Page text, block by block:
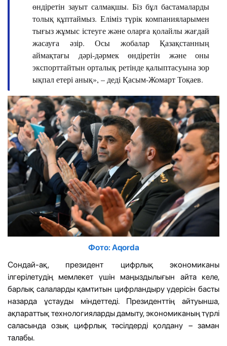
өндіретін зауыт салмақшы. Біз бұл бастамаларды
толық құптаймыз. Еліміз түрік компанияларымен
тығыз жұмыс істеуге және оларға қолайлы жағдай
жасауға әзір. Осы жобалар Қазақстанның
аймақтағы дәрі-дәрмек өндіретін және оны
экспорттайтын орталық ретінде қалыптасуына зор
ықпал етері анық», – деді Қасым-Жомарт Тоқаев.
Фото: Aqorda
Сондай-ақ, президент цифрлық экономиканы
ілгерілетудің мемлекет үшін маңыздылығын айта келе,
барлық салаларды қамтитын цифрландыру үдерісін басты
назарда ұстауды міндеттеді. Президенттің айтуынша,
ақпараттық технологияларды дамыту, экономиканың түрлі
саласында озық цифрлық тәсілдерді қолдану – заман
талабы.